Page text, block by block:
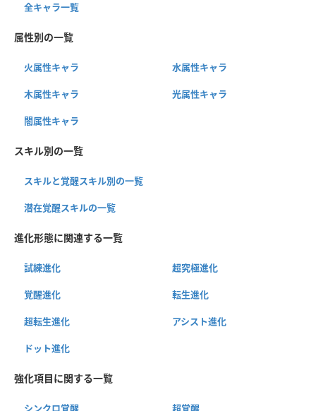
全キャラ一覧
属性別の一覧
火属性キャラ 水属性キャラ
木属性キャラ 光属性キャラ
闇属性キャラ
スキル別の一覧
スキルと覚醒スキル別の一覧
潜在覚醒スキルの一覧
進化形態に関連する一覧
試練進化 超究極進化
覚醒進化 転生進化
超転生進化 アシスト進化
ドット進化
強化項目に関する一覧